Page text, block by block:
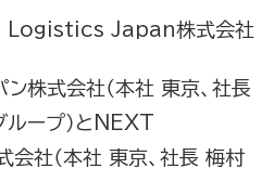
Logistics Japan株式会社
ン株式会社（本社 東京、社長
ループ）とNEXT
社（本社 東京、社長 梅村